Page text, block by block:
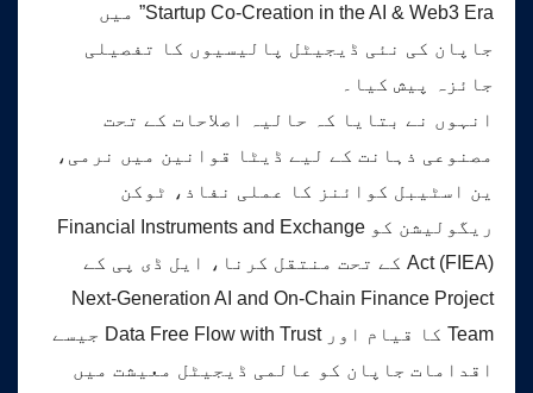
Startup Co-Creation in the AI & Web3 Era” میں
جاپان کی نئی ڈیجیٹل پالیسیوں کا تفصیلی
جائزہ پیش کیا۔
انہوں نے بتایا کہ حالیہ اصلاحات کے تحت
مصنوعی ذہانت کے لیے ڈیٹا قوانین میں نرمی،
ین اسٹیبل کوائنز کا عملی نفاذ، ٹوکن
ریگولیشن کو Financial Instruments and Exchange
Act (FIEA) کے تحت منتقل کرنا، ایل ڈی پی کے
Next-Generation AI and On-Chain Finance Project
Team کا قیام اور Data Free Flow with Trust جیسے
اقدامات جاپان کو عالمی ڈیجیٹل معیشت میں